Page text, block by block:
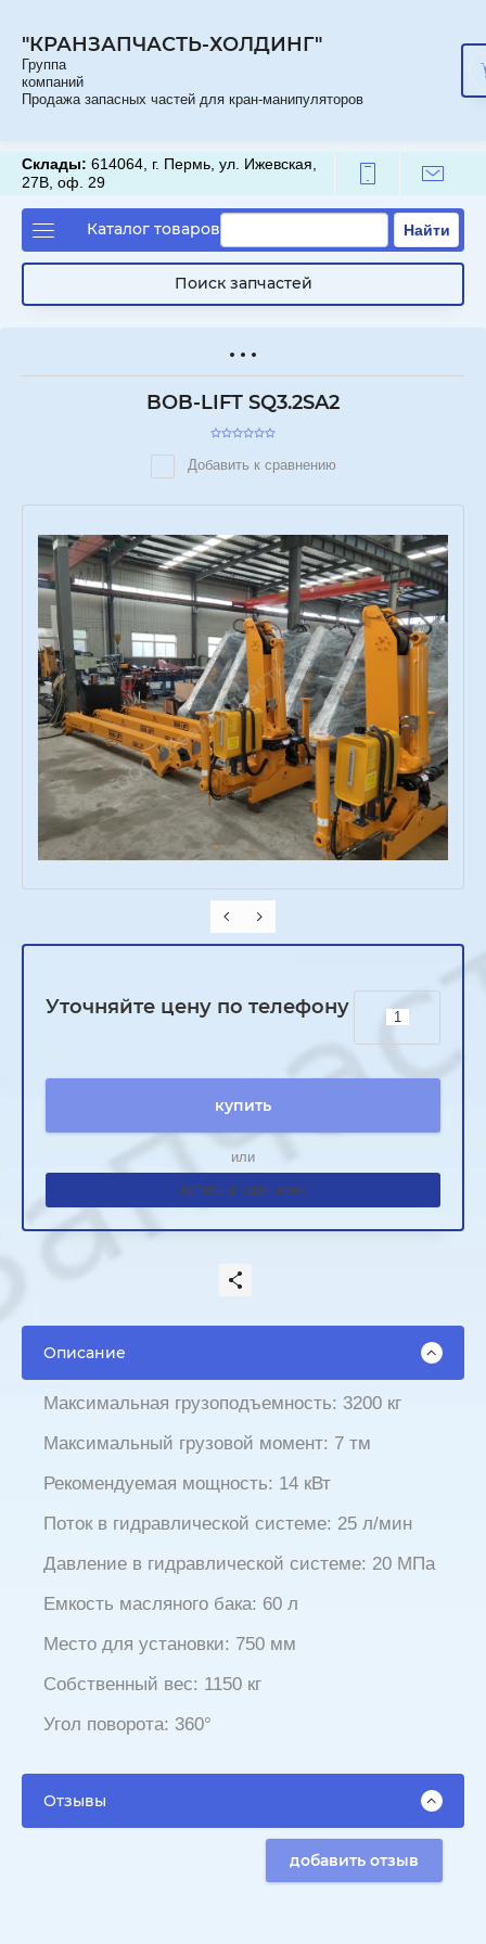
"КРАНЗАПЧАСТЬ-ХОЛДИНГ"
Группа
компаний
Продажа запасных частей для кран-манипуляторов
Склады: 614064, г. Пермь, ул. Ижевская,
27В, оф. 29
Каталог товаров Найти
Поиск запчастей
BOB-LIFT SQ3.2SA2
Добавить к сравнению
Уточняйте цену по телефону
купить
или
купить в один клик
Описание
Максимальная грузоподъемность: 3200 кг
Максимальный грузовой момент: 7 тм
Рекомендуемая мощность: 14 кВт
Поток в гидравлической системе: 25 л/мин
Давление в гидравлической системе: 20 МПа
Емкость масляного бака: 60 л
Место для установки: 750 мм
Собственный вес: 1150 кг
Угол поворота: 360°
Отзывы
добавить отзыв